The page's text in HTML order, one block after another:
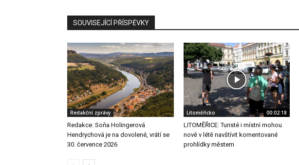
SOUVISEJÍCÍ PŘÍSPĚVKY
Redakční zprávy
Redakce: Soňa Holingerová
Hendrychová je na dovolené, vrátí se
30. července 2026
Litoměřicko 00:02:18
LITOMĚŘICE: Turisté i místní mohou
nově v létě navštívit komentované
prohlídky městem